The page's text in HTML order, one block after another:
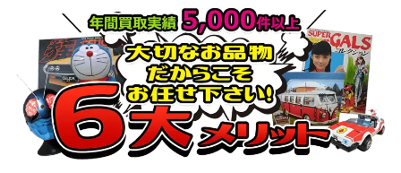
祝福のシュトラー
ル 神崎蘭子【IMC/
W115-104SP】
ブシロード
（アイドルマスター シンデレ
ラガールズ Next Twinkle!）
10,000
クオリティの追求
朝香 果林【SIN/W
109-098SP】
ブシロード
（ラブライブ！スクールアイ
ドルフェスティバル2）
4,200